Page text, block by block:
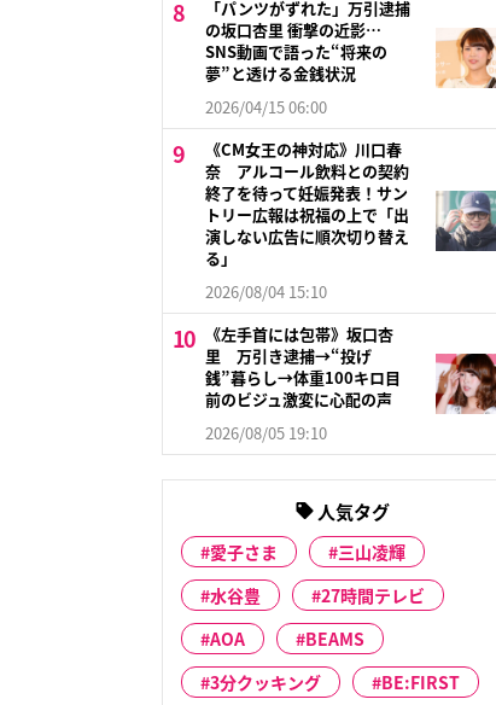
「パンツがずれた」万引逮捕
の坂口杏里 衝撃の近影…
SNS動画で語った“将来の
夢”と透ける金銭状況
2026/04/15 06:00
《CM女王の神対応》川口春
奈 アルコール飲料との契約
終了を待って妊娠発表！サン
トリー広報は祝福の上で「出
演しない広告に順次切り替え
る」
2026/08/04 15:10
《左手首には包帯》坂口杏
里 万引き逮捕→“投げ
銭”暮らし→体重100キロ目
前のビジュ激変に心配の声
2026/08/05 19:10
人気タグ
愛子さま
三山凌輝
水谷豊
27時間テレビ
AOA
BEAMS
3分クッキング
BE:FIRST